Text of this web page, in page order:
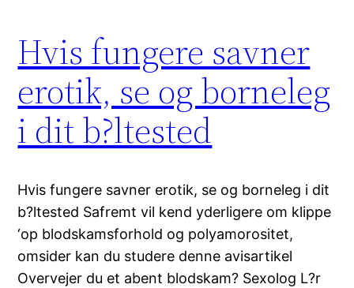
Hvis fungere savner
erotik, se og borneleg
i dit b?ltested
Hvis fungere savner erotik, se og borneleg i dit
b?ltested Safremt vil kend yderligere om klippe
‘op blodskamsforhold og polyamorositet,
omsider kan du studere denne avisartikel
Overvejer du et abent blodskam? Sexolog L?r